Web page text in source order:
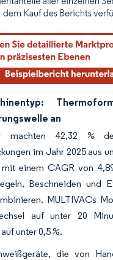
Wiederverwendung
an
machten 42,32 %
im Jahr 2025 aus
mit einem CAGR von
Beschneiden und
MULTIVACs
auf unter 20
unter 0,5 %.
die von